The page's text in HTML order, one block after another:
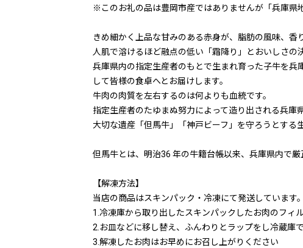
※このお礼の品は豊岡市産ではありませんが「兵庫県
きめ細かく上品な甘みのある赤身が、脂肪の風味、香
人肌で溶けるほど融点の低い「霜降り」とおいしさの
兵庫県内の指定生産者のもとで生まれ育った子牛を
して皆様の食卓へとお届けします。
牛肉の肉質を左右するのは何よりも血統です。
指定生産者のたゆまぬ努力によって造り出される兵庫
大切な遺産「但馬牛」「神戸ビーフ」を守ろうとする
但馬牛とは、明治36 年の牛籍台帳以来、兵庫県内で
【解凍方法】
当店の商品はスキンパック・冷凍にて発送しています。
1.冷凍庫から取り出したスキンパックしたお肉のフィ
2.お皿などに移し替え、ふんわりとラップをし冷蔵庫
3.解凍したお肉はお早めにお召し上がりください